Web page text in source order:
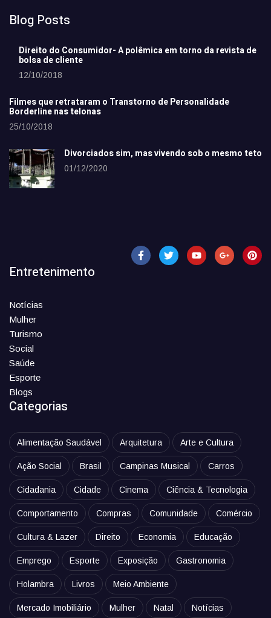
Blog Posts
Direito do Consumidor- A polêmica em torno da revista de
bolsa de cliente
12/10/2018
Filmes que retrataram o Transtorno de Personalidade
Borderline nas telonas
25/10/2018
Divorciados sim, mas vivendo sob o mesmo teto
01/12/2020
Entretenimento
Notícias
Mulher
Turismo
Social
Saúde
Esporte
Blogs
Categorias
Alimentação Saudável Arquitetura Arte e Cultura
Ação Social Brasil Campinas Musical Carros
Cidadania Cidade Cinema Ciência & Tecnologia
Comportamento Compras Comunidade Comércio
Cultura & Lazer Direito Economia Educação
Emprego Esporte Exposição Gastronomia
Holambra Livros Meio Ambiente
Mercado Imobiliário Mulher Natal Notícias